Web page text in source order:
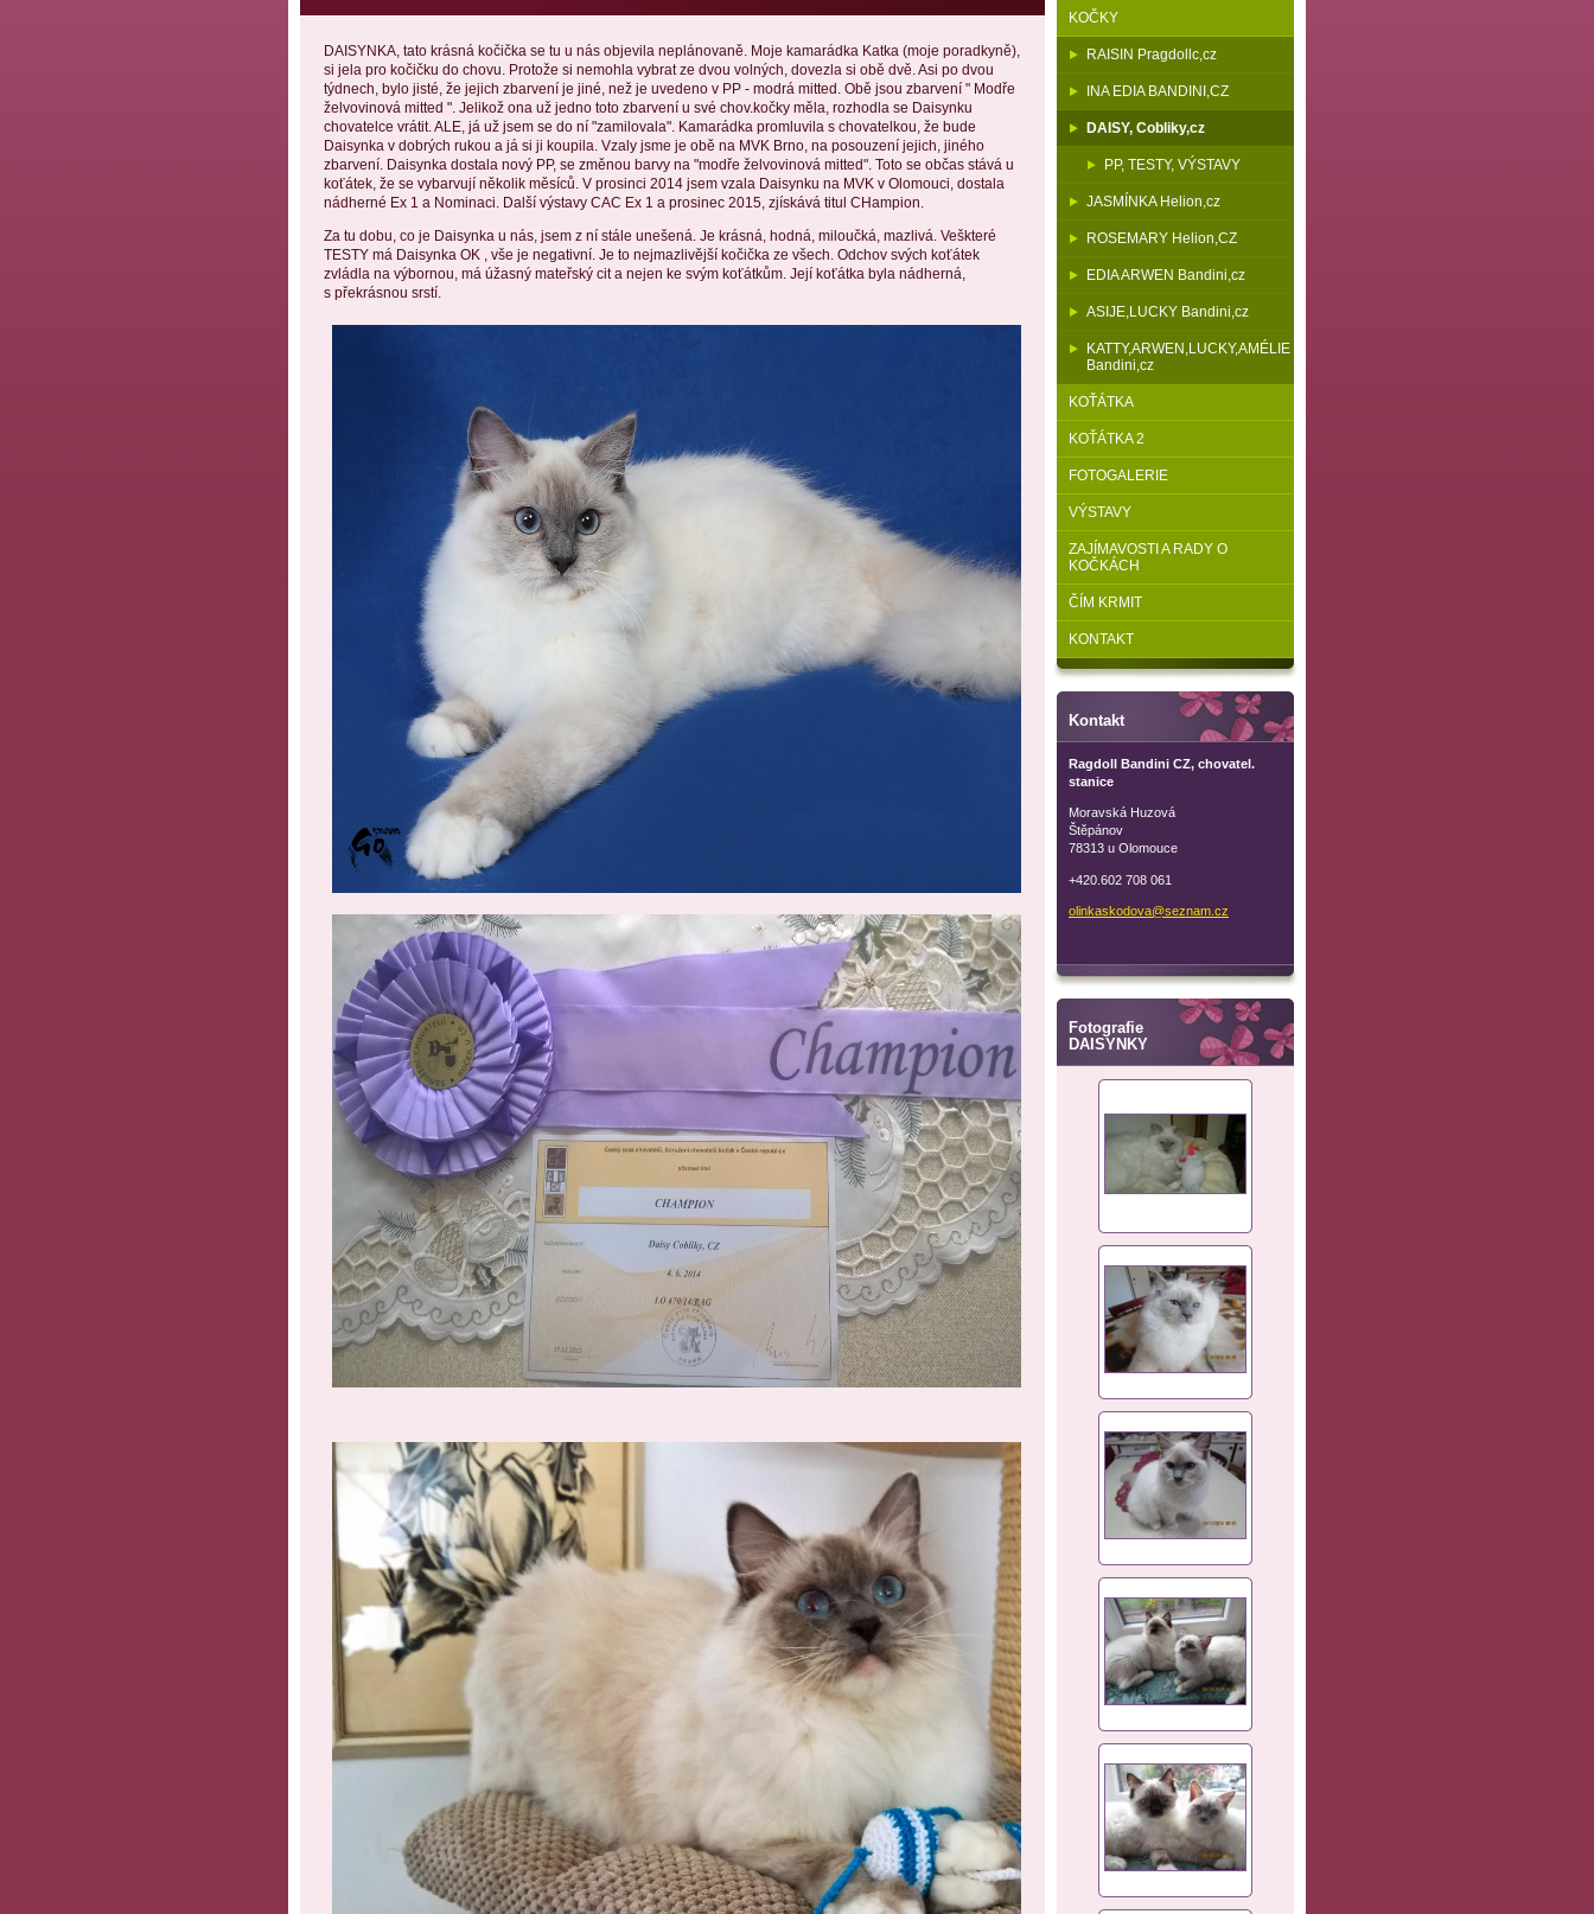
DAISYNKA, tato krásná kočička se tu u nás objevila neplánovaně. Moje kamarádka Katka (moje poradkyně),
si jela pro kočičku do chovu. Protože si nemohla vybrat ze dvou volných, dovezla si obě dvě. Asi po dvou
týdnech, bylo jisté, že jejich zbarvení je jiné, než je uvedeno v PP - modrá mitted. Obě jsou zbarvení " Modře
želvovinová mitted ". Jelikož ona už jedno toto zbarvení u své chov.kočky měla, rozhodla se Daisynku
chovatelce vrátit. ALE, já už jsem se do ní "zamilovala". Kamarádka promluvila s chovatelkou, že bude
Daisynka v dobrých rukou a já si ji koupila. Vzaly jsme je obě na MVK Brno, na posouzení jejich, jiného
zbarvení. Daisynka dostala nový PP, se změnou barvy na "modře želvovinová mitted". Toto se občas stává u
koťátek, že se vybarvují několik měsíců. V prosinci 2014 jsem vzala Daisynku na MVK v Olomouci, dostala
nádherné Ex 1 a Nominaci. Další výstavy CAC Ex 1 a prosinec 2015, zjískává titul CHampion.
Za tu dobu, co je Daisynka u nás, jsem z ní stále unešená. Je krásná, hodná, miloučká, mazlivá. Veškteré
TESTY má Daisynka OK , vše je negativní. Je to nejmazlivější kočička ze všech. Odchov svých koťátek
zvládla na výbornou, má úžasný mateřský cit a nejen ke svým koťátkům. Její koťátka byla nádherná,
s překrásnou srstí.
KOČKY
RAISIN Pragdollc,cz
INA EDIA BANDINI,CZ
DAISY, Cobliky,cz
PP, TESTY, VÝSTAVY
JASMÍNKA Helion,cz
ROSEMARY Helion,CZ
EDIA ARWEN Bandini,cz
ASIJE,LUCKY Bandini,cz
KATTY,ARWEN,LUCKY,AMÉLIE
Bandini,cz
KOŤÁTKA
KOŤÁTKA 2
FOTOGALERIE
VÝSTAVY
ZAJÍMAVOSTI A RADY O
KOČKÁCH
ČÍM KRMIT
KONTAKT
Kontakt
Ragdoll Bandini CZ, chovatel.
stanice
Moravská Huzová
Štěpánov
78313 u Olomouce
+420.602 708 061
olinkaskodova@seznam.cz
Fotografie
DAISYNKY